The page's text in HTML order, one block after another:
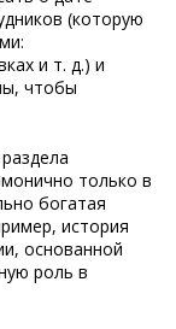
(которую
и т. д.) и
чтобы
только в
богатая
история
основанной
роль в